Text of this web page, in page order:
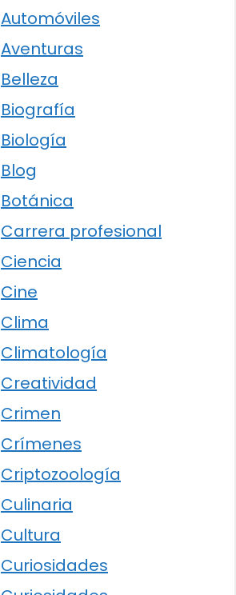
Automóviles
Aventuras
Belleza
Biografía
Biología
Blog
Botánica
Carrera profesional
Ciencia
Cine
Clima
Climatología
Creatividad
Crimen
Crímenes
Criptozoología
Culinaria
Cultura
Curiosidades